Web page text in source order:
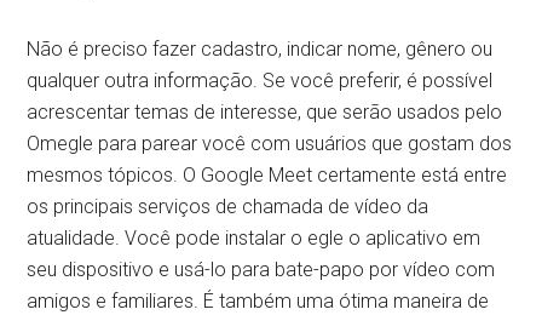
Não é preciso fazer cadastro, indicar nome, gênero ou
qualquer outra informação. Se você preferir, é possível
acrescentar temas de interesse, que serão usados pelo
Omegle para parear você com usuários que gostam dos
mesmos tópicos. O Google Meet certamente está entre
os principais serviços de chamada de vídeo da
atualidade. Você pode instalar o egle o aplicativo em
seu dispositivo e usá-lo para bate-papo por vídeo com
amigos e familiares. É também uma ótima maneira de